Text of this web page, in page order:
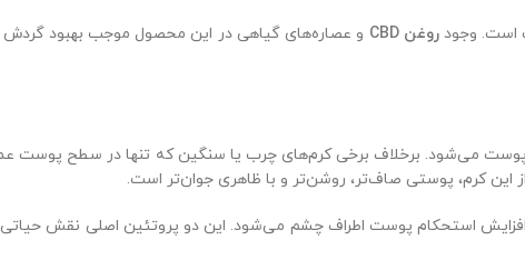
است. وجودروغن CBD
و عصاره‌های گیاهی در این محصول موجب بهبود گردش
می‌شود. برخلاف برخی کرم‌های چرب یا سنگین که تنها در سطح پوست
این کرم، پوستی صاف‌تر، روشن‌تر و با ظاهری جوان‌تر است.
استحکام پوست اطراف چشم می‌شود. این دو پروتئین اصلی نقش